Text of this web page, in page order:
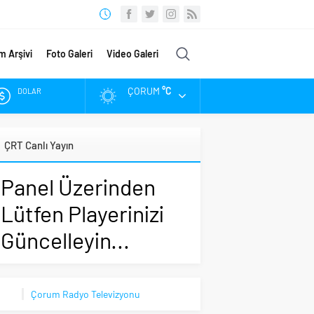
Arşivi Foto Galeri Video Galeri
DOLAR
ALTIN
BIST
ÇORUM °C
ÇRT Canlı Yayın
Panel Üzerinden
Lütfen Playerinizi
Güncelleyin...
Çorum Radyo Televizyonu